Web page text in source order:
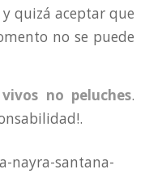
quizá aceptar que
no se puede
no peluches.